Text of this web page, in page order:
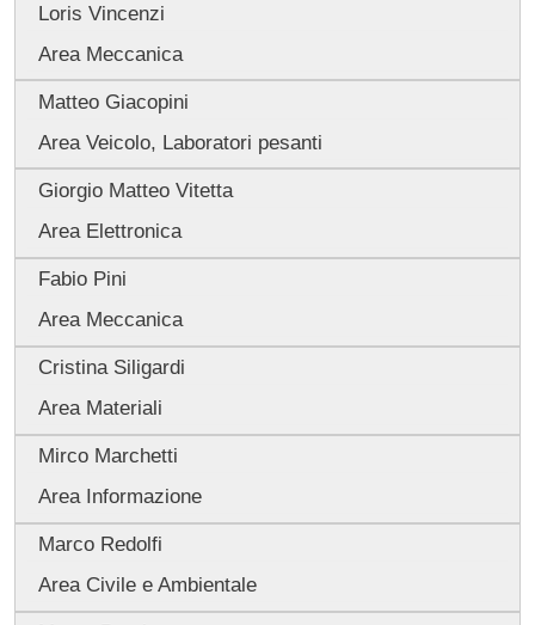
Loris Vincenzi
Area Meccanica
Matteo Giacopini
Area Veicolo, Laboratori pesanti
Giorgio Matteo Vitetta
Area Elettronica
Fabio Pini
Area Meccanica
Cristina Siligardi
Area Materiali
Mirco Marchetti
Area Informazione
Marco Redolfi
Area Civile e Ambientale